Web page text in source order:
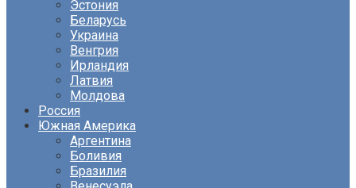
Эстония
Беларусь
Украина
Венгрия
Ирландия
Латвия
Молдова
Россия
Южная Америка
Аргентина
Боливия
Бразилия